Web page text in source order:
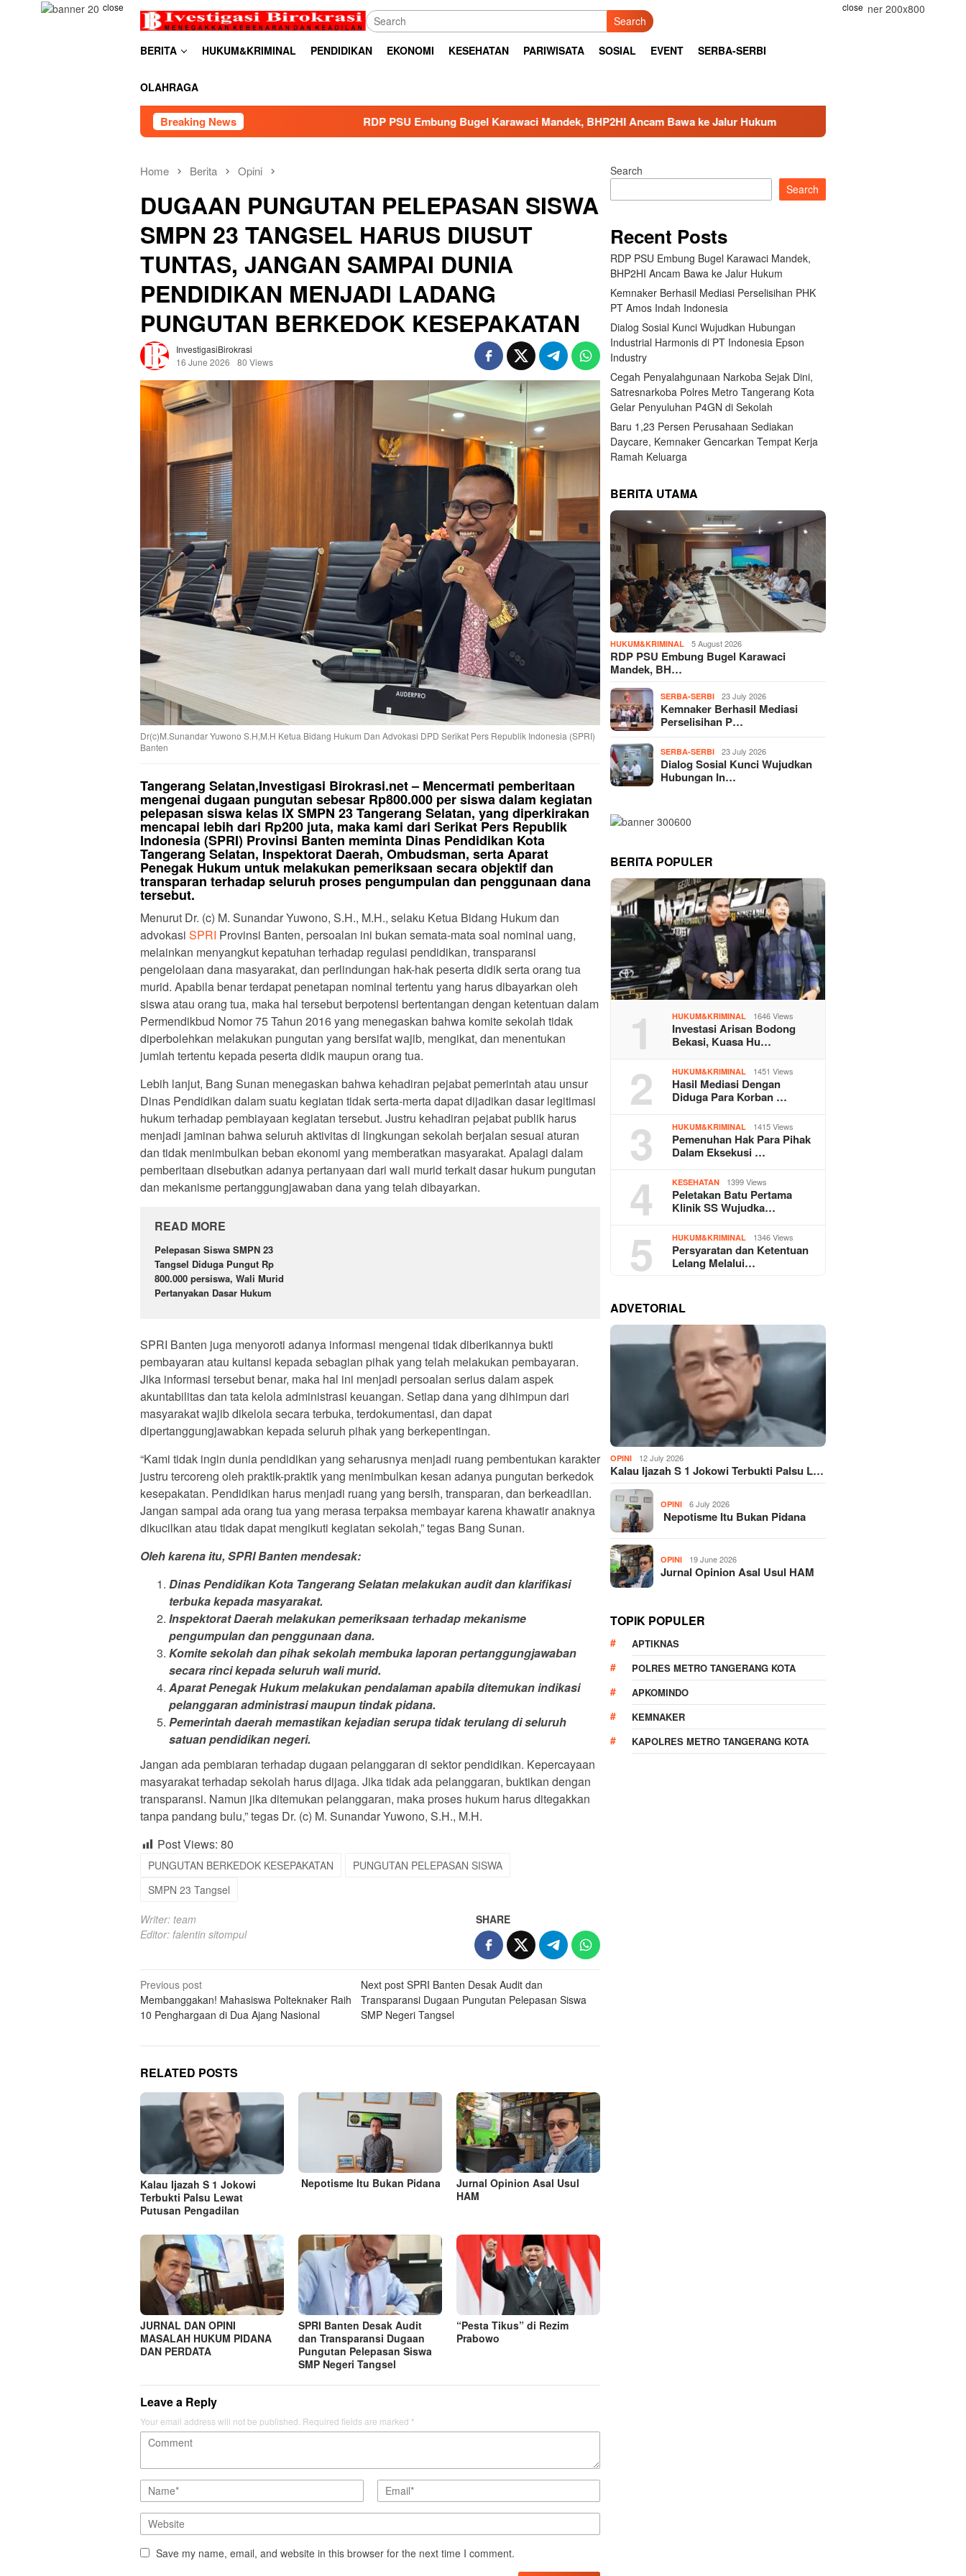
close close
Search
BERITA HUKUM&KRIMINAL PENDIDIKAN EKONOMI KESEHATAN PARIWISATA SOSIAL EVENT SERBA-SERBI
OLAHRAGA
Breaking News RDP PSU Embung Bugel Karawaci Mandek, BHP2HI Ancam Bawa ke Jalur Hukum Kemnaker Berhasil Mediasi Perselisihan
Home Berita Opini
DUGAAN PUNGUTAN PELEPASAN SISWA
SMPN 23 TANGSEL HARUS DIUSUT
TUNTAS, JANGAN SAMPAI DUNIA
PENDIDIKAN MENJADI LADANG
PUNGUTAN BERKEDOK KESEPAKATAN
InvestigasiBirokrasi
16 June 2026
80 Views
Dr(c)M.Sunandar Yuwono S.H,M.H Ketua Bidang Hukum Dan Advokasi DPD Serikat Pers Republik Indonesia (SPRI)
Banten
Tangerang Selatan,Investigasi Birokrasi.net – Mencermati pemberitaan
mengenai dugaan pungutan sebesar Rp800.000 per siswa dalam kegiatan
pelepasan siswa kelas IX SMPN 23 Tangerang Selatan, yang diperkirakan
mencapai lebih dari Rp200 juta, maka kami dari Serikat Pers Republik
Indonesia (SPRI) Provinsi Banten meminta Dinas Pendidikan Kota
Tangerang Selatan, Inspektorat Daerah, Ombudsman, serta Aparat
Penegak Hukum untuk melakukan pemeriksaan secara objektif dan
transparan terhadap seluruh proses pengumpulan dan penggunaan dana
tersebut.
Menurut Dr. (c) M. Sunandar Yuwono, S.H., M.H., selaku Ketua Bidang Hukum dan
advokasi SPRI Provinsi Banten, persoalan ini bukan semata-mata soal nominal uang,
melainkan menyangkut kepatuhan terhadap regulasi pendidikan, transparansi
pengelolaan dana masyarakat, dan perlindungan hak-hak peserta didik serta orang tua
murid. Apabila benar terdapat penetapan nominal tertentu yang harus dibayarkan oleh
siswa atau orang tua, maka hal tersebut berpotensi bertentangan dengan ketentuan dalam
Permendikbud Nomor 75 Tahun 2016 yang menegaskan bahwa komite sekolah tidak
diperbolehkan melakukan pungutan yang bersifat wajib, mengikat, dan menentukan
jumlah tertentu kepada peserta didik maupun orang tua.
Lebih lanjut, Bang Sunan menegaskan bahwa kehadiran pejabat pemerintah atau unsur
Dinas Pendidikan dalam suatu kegiatan tidak serta-merta dapat dijadikan dasar legitimasi
hukum terhadap pembiayaan kegiatan tersebut. Justru kehadiran pejabat publik harus
menjadi jaminan bahwa seluruh aktivitas di lingkungan sekolah berjalan sesuai aturan
dan tidak menimbulkan beban ekonomi yang memberatkan masyarakat. Apalagi dalam
pemberitaan disebutkan adanya pertanyaan dari wali murid terkait dasar hukum pungutan
dan mekanisme pertanggungjawaban dana yang telah dibayarkan.
READ MORE
Pelepasan Siswa SMPN 23
Tangsel Diduga Pungut Rp
800.000 persiswa, Wali Murid
Pertanyakan Dasar Hukum
SPRI Banten juga menyoroti adanya informasi mengenai tidak diberikannya bukti
pembayaran atau kuitansi kepada sebagian pihak yang telah melakukan pembayaran.
Jika informasi tersebut benar, maka hal ini menjadi persoalan serius dalam aspek
akuntabilitas dan tata kelola administrasi keuangan. Setiap dana yang dihimpun dari
masyarakat wajib dikelola secara terbuka, terdokumentasi, dan dapat
dipertanggungjawabkan kepada seluruh pihak yang berkepentingan.
“Kami tidak ingin dunia pendidikan yang seharusnya menjadi ruang pembentukan karakter
justru tercoreng oleh praktik-praktik yang menimbulkan kesan adanya pungutan berkedok
kesepakatan. Pendidikan harus menjadi ruang yang bersih, transparan, dan berkeadilan.
Jangan sampai ada orang tua yang merasa terpaksa membayar karena khawatir anaknya
dikucilkan atau tidak dapat mengikuti kegiatan sekolah,” tegas Bang Sunan.
Oleh karena itu, SPRI Banten mendesak:
Dinas Pendidikan Kota Tangerang Selatan melakukan audit dan klarifikasi
terbuka kepada masyarakat.
Inspektorat Daerah melakukan pemeriksaan terhadap mekanisme
pengumpulan dan penggunaan dana.
Komite sekolah dan pihak sekolah membuka laporan pertanggungjawaban
secara rinci kepada seluruh wali murid.
Aparat Penegak Hukum melakukan pendalaman apabila ditemukan indikasi
pelanggaran administrasi maupun tindak pidana.
Pemerintah daerah memastikan kejadian serupa tidak terulang di seluruh
satuan pendidikan negeri.
Jangan ada pembiaran terhadap dugaan pelanggaran di sektor pendidikan. Kepercayaan
masyarakat terhadap sekolah harus dijaga. Jika tidak ada pelanggaran, buktikan dengan
transparansi. Namun jika ditemukan pelanggaran, maka proses hukum harus ditegakkan
tanpa pandang bulu,” tegas Dr. (c) M. Sunandar Yuwono, S.H., M.H.
Post Views: 80
PUNGUTAN BERKEDOK KESEPAKATAN
PUNGUTAN PELEPASAN SISWA
SMPN 23 Tangsel
Writer: team
Editor: falentin sitompul
SHARE
Post
navigation
Previous post
Membanggakan! Mahasiswa Polteknaker Raih
10 Penghargaan di Dua Ajang Nasional
Next post SPRI Banten Desak Audit dan
Transparansi Dugaan Pungutan Pelepasan Siswa
SMP Negeri Tangsel
RELATED POSTS
Kalau Ijazah S 1 Jokowi
Terbukti Palsu Lewat
Putusan Pengadilan
Nepotisme Itu Bukan Pidana
Jurnal Opinion Asal Usul
HAM
JURNAL DAN OPINI
MASALAH HUKUM PIDANA
DAN PERDATA
SPRI Banten Desak Audit
dan Transparansi Dugaan
Pungutan Pelepasan Siswa
SMP Negeri Tangsel
“Pesta Tikus” di Rezim
Prabowo
Leave a Reply
Your email address will not be published. Required fields are marked *
Save my name, email, and website in this browser for the next time I comment.
Search
Search
Recent Posts
RDP PSU Embung Bugel Karawaci Mandek,
BHP2HI Ancam Bawa ke Jalur Hukum
Kemnaker Berhasil Mediasi Perselisihan PHK
PT Amos Indah Indonesia
Dialog Sosial Kunci Wujudkan Hubungan
Industrial Harmonis di PT Indonesia Epson
Industry
Cegah Penyalahgunaan Narkoba Sejak Dini,
Satresnarkoba Polres Metro Tangerang Kota
Gelar Penyuluhan P4GN di Sekolah
Baru 1,23 Persen Perusahaan Sediakan
Daycare, Kemnaker Gencarkan Tempat Kerja
Ramah Keluarga
BERITA UTAMA
HUKUM&KRIMINAL 5 August 2026
RDP PSU Embung Bugel Karawaci
Mandek, BH…
SERBA-SERBI 23 July 2026
Kemnaker Berhasil Mediasi
Perselisihan P…
SERBA-SERBI 23 July 2026
Dialog Sosial Kunci Wujudkan
Hubungan In…
BERITA POPULER
1 HUKUM&KRIMINAL 1646 Views
Investasi Arisan Bodong
Bekasi, Kuasa Hu…
2 HUKUM&KRIMINAL 1451 Views
Hasil Mediasi Dengan
Diduga Para Korban …
3 HUKUM&KRIMINAL 1415 Views
Pemenuhan Hak Para Pihak
Dalam Eksekusi …
4 KESEHATAN 1399 Views
Peletakan Batu Pertama
Klinik SS Wujudka…
5 HUKUM&KRIMINAL 1346 Views
Persyaratan dan Ketentuan
Lelang Melalui…
ADVETORIAL
OPINI 12 July 2026
Kalau Ijazah S 1 Jokowi Terbukti Palsu L…
OPINI 6 July 2026
Nepotisme Itu Bukan Pidana
OPINI 19 June 2026
Jurnal Opinion Asal Usul HAM
TOPIK POPULER
APTIKNAS
POLRES METRO TANGERANG KOTA
APKOMINDO
KEMNAKER
KAPOLRES METRO TANGERANG KOTA